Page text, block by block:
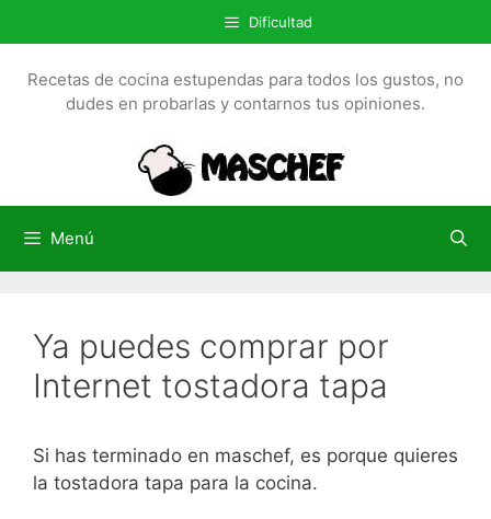
a
l
Dificultad
Recetas de cocina estupendas para todos los gustos, no
dudes en probarlas y contarnos tus opiniones.
Menú
Ya puedes comprar por
Internet tostadora tapa
Si has terminado en maschef, es porque quieres
la tostadora tapa para la cocina.